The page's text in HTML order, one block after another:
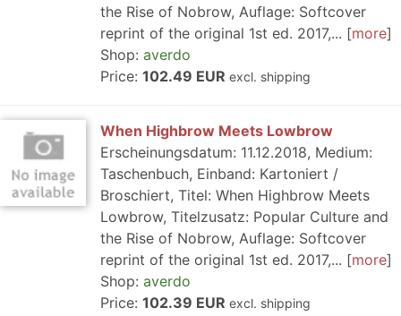
the Rise of Nobrow, Auflage: Softcover
reprint of the original 1st ed. 2017,...
more
Shop: averdo
Price: 102.49 EUR excl. shipping
When Highbrow Meets Lowbrow
Erscheinungsdatum: 11.12.2018, Medium:
Taschenbuch, Einband: Kartoniert /
Broschiert, Titel: When Highbrow Meets
Lowbrow, Titelzusatz: Popular Culture and
the Rise of Nobrow, Auflage: Softcover
reprint of the original 1st ed. 2017,...
more
Shop: averdo
Price: 102.39 EUR excl. shipping